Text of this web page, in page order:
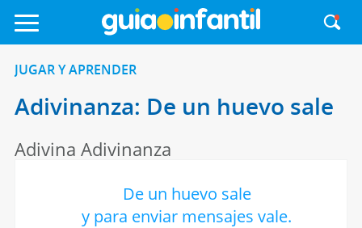
JUGAR Y APRENDER
Adivinanza: De un huevo sale
Adivina Adivinanza
De un huevo sale
y para enviar mensajes vale.